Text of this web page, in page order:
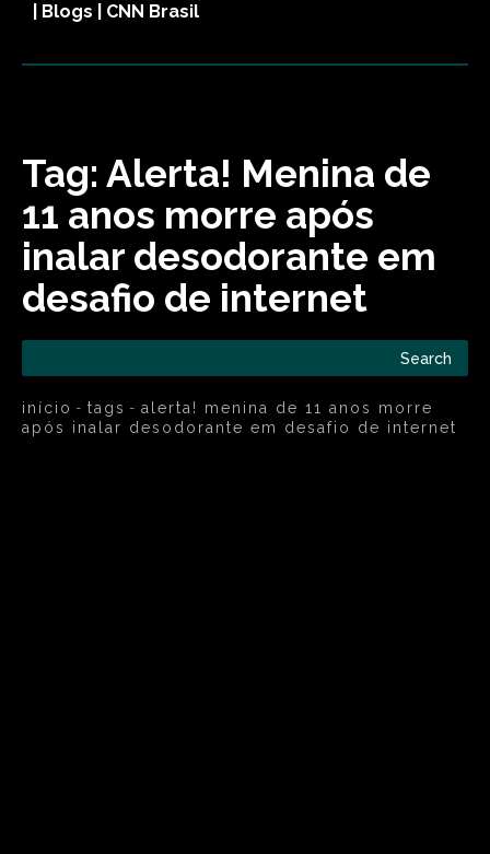
| Blogs | CNN Brasil
Tag: Alerta! Menina de
11 anos morre após
inalar desodorante em
desafio de internet
Search
início tags
alerta! menina de 11 anos morre
após inalar desodorante em desafio de internet